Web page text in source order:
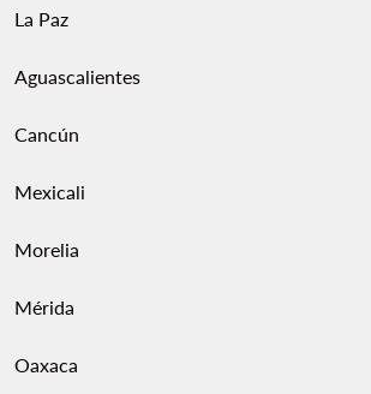
La Paz
Aguascalientes
Cancún
Mexicali
Morelia
Mérida
Oaxaca